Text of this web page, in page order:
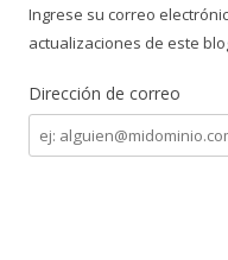
Ingrese su correo
actualizaciones de este
Dirección de correo
Dirección
de
correo